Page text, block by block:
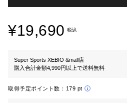
¥19,690 税込
Super Sports XEBIO &mall店
購入合計金額4,990円以上で送料無料
取得予定ポイント数： 179 pt